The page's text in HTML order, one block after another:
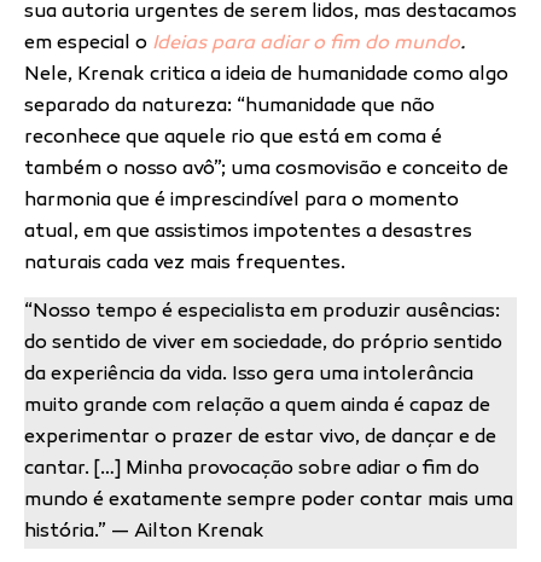
sua autoria urgentes de serem lidos, mas destacamos
em especial o Ideias para adiar o fim do mundo.
Nele, Krenak critica a ideia de humanidade como algo
separado da natureza: “humanidade que não
reconhece que aquele rio que está em coma é
também o nosso avô”; uma cosmovisão e conceito de
harmonia que é imprescindível para o momento
atual, em que assistimos impotentes a desastres
naturais cada vez mais frequentes.
“Nosso tempo é especialista em produzir ausências:
do sentido de viver em sociedade, do próprio sentido
da experiência da vida. Isso gera uma intolerância
muito grande com relação a quem ainda é capaz de
experimentar o prazer de estar vivo, de dançar e de
cantar. […] Minha provocação sobre adiar o fim do
mundo é exatamente sempre poder contar mais uma
história.” — Ailton Krenak